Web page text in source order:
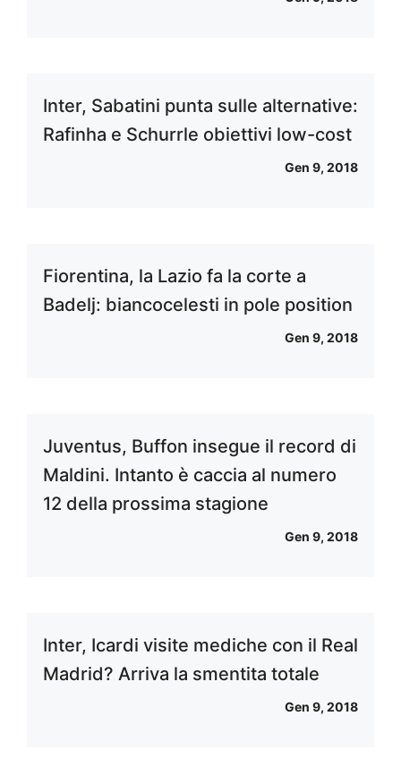
Inter, Sabatini punta sulle alternative:
Rafinha e Schurrle obiettivi low-cost
Gen 9, 2018
Fiorentina, la Lazio fa la corte a
Badelj: biancocelesti in pole position
Gen 9, 2018
Juventus, Buffon insegue il record di
Maldini. Intanto è caccia al numero
12 della prossima stagione
Gen 9, 2018
Inter, Icardi visite mediche con il Real
Madrid? Arriva la smentita totale
Gen 9, 2018